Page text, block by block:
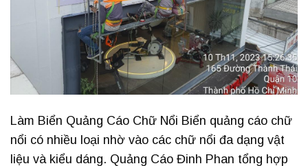
Làm Biển Quảng Cáo Chữ Nổi Biển quảng cáo chữ
nổi có nhiều loại nhờ vào các chữ nổi đa dạng vật
liệu và kiểu dáng. Quảng Cáo Đinh Phan tổng hợp